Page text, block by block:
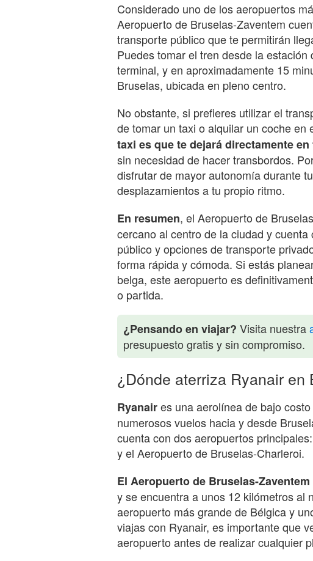
Considerado uno de los aeropuertos
Aeropuerto de Bruselas-Zaventem
transporte público que te permitirán
Puedes tomar el tren desde la
terminal, y en aproximadamente 15
Bruselas, ubicada en pleno centro.
No obstante, si prefieres utilizar el
de tomar un taxi o alquilar un coche en
taxi es que te dejará directamente
sin necesidad de hacer transbordos.
disfrutar de mayor autonomía durante
desplazamientos a tu propio ritmo.
En resumen, el Aeropuerto de
cercano al centro de la ciudad y
público y opciones de transporte
forma rápida y cómoda. Si estás
belga, este aeropuerto es
o partida.
¿Pensando en viajar? Visita nuestra
presupuesto gratis y sin compromiso.
¿Dónde aterriza Ryanair en
Ryanaires una aerolínea de bajo
numerosos vuelos hacia y desde
cuenta con dos aeropuertos
y el Aeropuerto de Bruselas-Charleroi.
El Aeropuerto de Bruselas-Zaventem
y se encuentra a unos 12 kilómetros al
aeropuerto más grande de Bélgica y
viajas con Ryanair, es importante que
aeropuerto antes de realizar cualquier